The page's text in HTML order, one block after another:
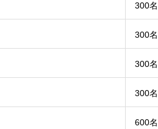
300名
300名
300名
300名
600名